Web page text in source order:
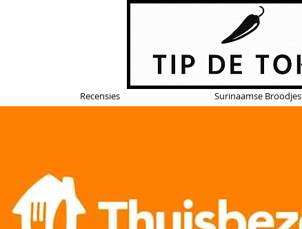
Recensies Surinaamse Broodjes